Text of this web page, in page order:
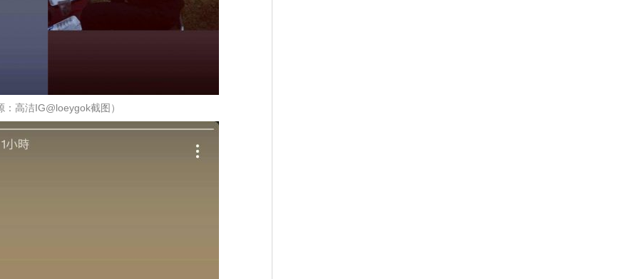
：高洁IG@loeygok截图）